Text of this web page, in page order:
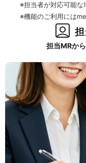
※担当者が対応可能な
※機能のご利用には
担当MRか